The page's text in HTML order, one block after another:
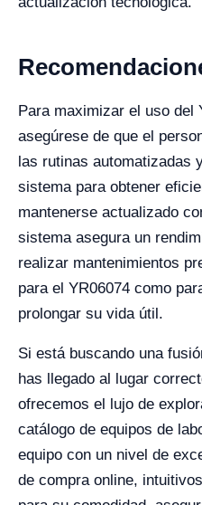
Para maximizar el uso del
asegúrese de que el
las rutinas automatizadas
sistema para obtener
mantenerse actualizado
sistema asegura un
realizar mantenimientos
para el YR06074 como
prolongar su vida útil.
Si está buscando una
has llegado al lugar
ofrecemos el lujo de
catálogo de equipos de
equipo con un nivel de
de compra online,